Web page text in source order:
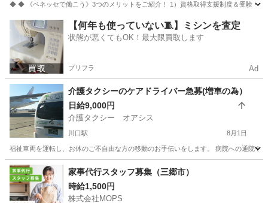
◆ ◆ 《ベネッセで働こう》3つのメリットをご紹介！ 1）資格取得支援制度＆受験・
埼玉 川口市 介護
【何年も使っていない🧵】ミシンを査定
状態が悪くてもOK！最大限買取します
プリフラ Ad
介護タクシーのケアドライバー急募(増車の為）
日給9,000円
介護タクシー オアシス
川口駅 8月1日
福祉車両を運転し、お体のご不自由な方の移動のお手伝いをします。 病院への通院
埼玉 川口市 川口駅 その他 介護タクシー
家事代行スタッフ募集（三郷市）
時給1,500円
株式会社MOPS